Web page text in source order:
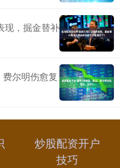
现，掘金替补
尔明伤愈复
炒股配资开户
技巧